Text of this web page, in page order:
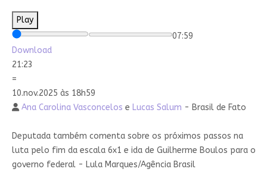
Play
07:59
Download
21:23
=
10.nov.2025 às 18h59
Ana Carolina Vasconcelos e Lucas Salum - Brasil de Fato
Deputada também comenta sobre os próximos passos na
luta pelo fim da escala 6x1 e ida de Guilherme Boulos para o
governo federal - Lula Marques/Agência Brasil